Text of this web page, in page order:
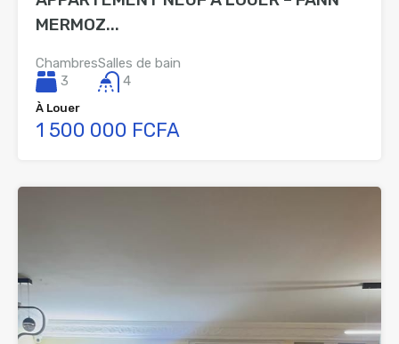
MERMOZ...
Chambres
3
Salles de bain
4
À Louer
1 500 000 FCFA